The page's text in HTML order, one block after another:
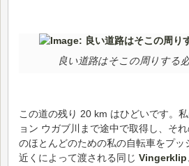
良い道路はそこの周りする
この道の残り 20 km はひどいです。
ョン ウガブ川まで途中で取得し、そ
のほとんどのための私の自転車をプッ
近くによって渡される同じ Vingerklip